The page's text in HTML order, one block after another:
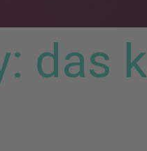
das